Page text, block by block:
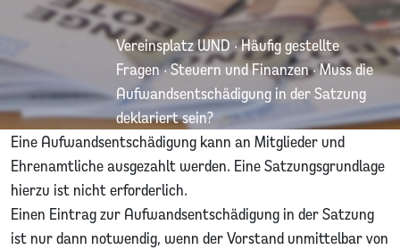
Vereinsplatz WND·Häufig gestellte
Fragen·Steuern und Finanzen·Muss die
Aufwandsentschädigung in der Satzung
deklariert sein?
Eine Aufwandsentschädigung kann an Mitglieder und
Ehrenamtliche ausgezahlt werden. Eine Satzungsgrundlage
hierzu ist nicht erforderlich.
Einen Eintrag zur Aufwandsentschädigung in der Satzung
ist nur dann notwendig, wenn der Vorstand unmittelbar von